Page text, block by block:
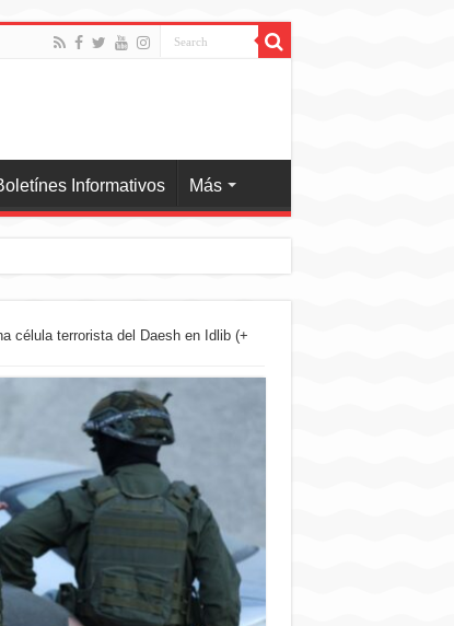
Informativos Más
célula terrorista del Daesh en Idlib (+